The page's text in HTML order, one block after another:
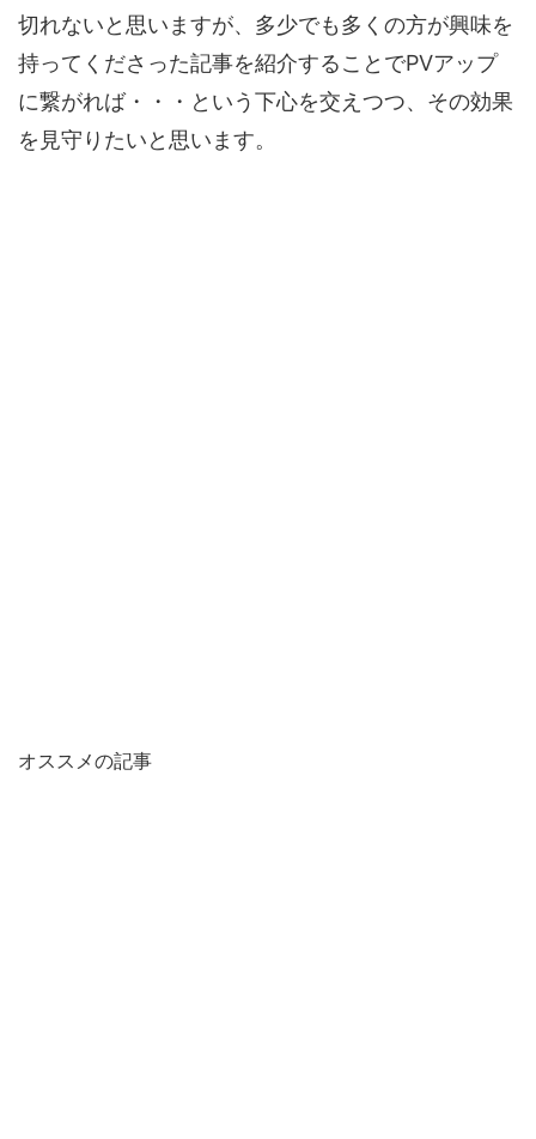
切れないと思いますが、多少でも多くの方が興味を
持ってくださった記事を紹介することでPVアップ
に繋がれば・・・という下心を交えつつ、その効果
を見守りたいと思います。
オススメの記事